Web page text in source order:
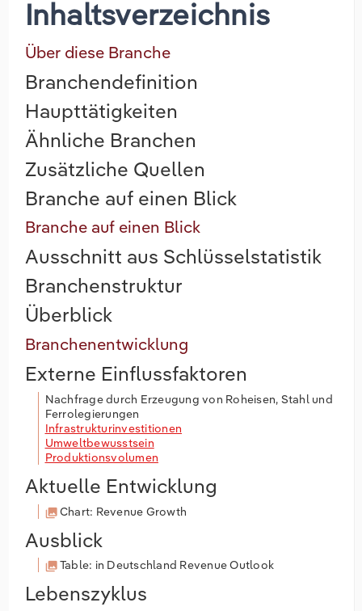
Inhaltsverzeichnis
Über diese Branche
Branchendefinition
Haupttätigkeiten
Ähnliche Branchen
Zusätzliche Quellen
Branche auf einen Blick
Branche auf einen Blick
Ausschnitt aus Schlüsselstatistik
Branchenstruktur
Überblick
Branchenentwicklung
Externe Einflussfaktoren
Nachfrage durch Erzeugung von Roheisen, Stahl und
Ferrolegierungen
Infrastrukturinvestitionen
Umweltbewusstsein
Produktionsvolumen
Aktuelle Entwicklung
Chart: Revenue Growth
Ausblick
Table: in Deutschland Revenue Outlook
Lebenszyklus